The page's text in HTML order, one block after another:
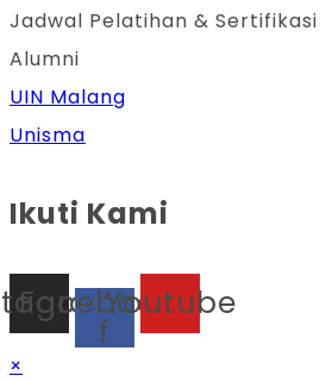
Jadwal Pelatihan & Sertifikasi
Alumni
UIN Malang
Unisma
Ikuti Kami
Facebook-
f
Youtube
×